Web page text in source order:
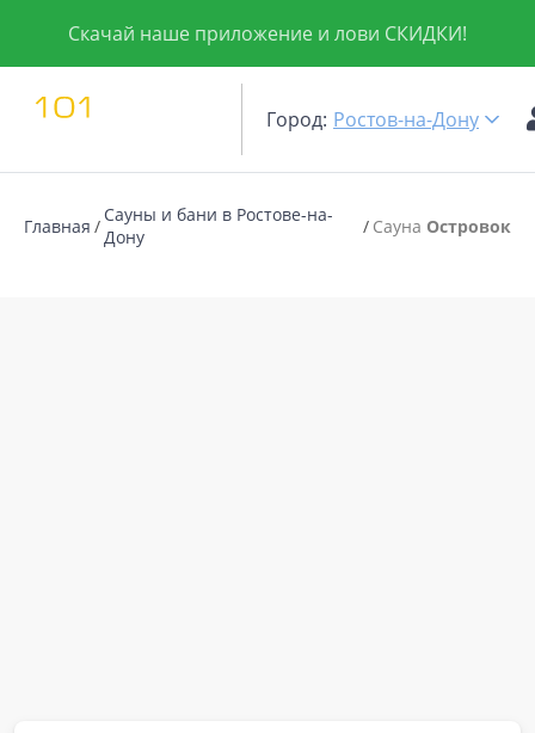
Скачай наше приложение и лови СКИДКИ!
Город: Ростов-на-Дону
Главная
Сауны и бани в Ростове-на-
Дону
Сауна Островок